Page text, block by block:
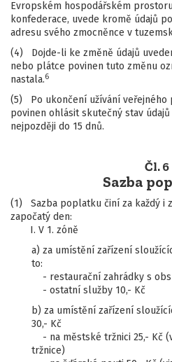
Evropském hospodářském
konfederace, uvede kromě údajů
adresu svého zmocněnce v
(4) Dojde-li ke změně údajů
nebo plátce povinen tuto změnu
nastala.6
(5) Po ukončení užívání
povinen ohlásit skutečný stav
nejpozději do 15 dnů.
Čl. 6
Sazba
(1) Sazba poplatku činí za každý i
započatý den:
I. V 1. zóně
a) za umístění zařízení
to:
- restaurační zahrádky s
- ostatní služby 10,- Kč
b) za umístění zařízení
30,- Kč
- na městské tržnici 25,- Kč
tržnice)